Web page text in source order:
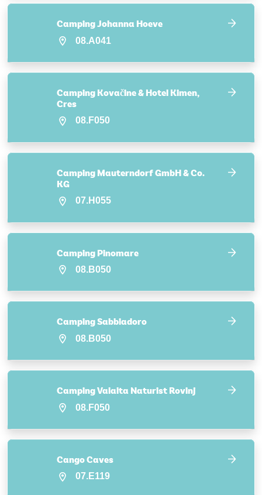
Camping Johanna Hoeve
08.A041
Camping Kovačine & Hotel Kimen,
Cres
08.F050
Camping Mauterndorf GmbH & Co.
KG
07.H055
Camping Pinomare
08.B050
Camping Sabbiadoro
08.B050
Camping Valalta Naturist Rovinj
08.F050
Cango Caves
07.E119